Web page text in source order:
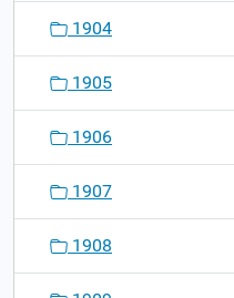
1904
1905
1906
1907
1908